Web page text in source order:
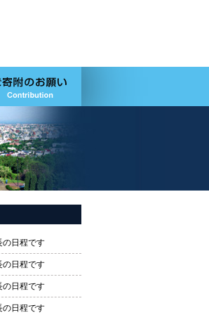
の日程です
の日程です
の日程です
の日程です